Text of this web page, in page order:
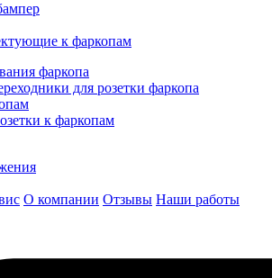
к фаркопам
фаркопа
для розетки фаркопа
к фаркопам
О компании Отзывы Наши работы